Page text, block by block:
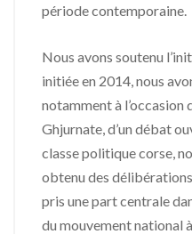
période contemporaine.
Nous avons soutenu
initiée en 2014, nous
notamment à l’occasion
Ghjurnate, d’un débat
classe politique corse,
obtenu des
pris une part centrale
du mouvement national